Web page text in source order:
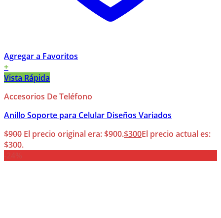
Agregar a Favoritos
+
Vista Rápida
Accesorios De Teléfono
Anillo Soporte para Celular Diseños Variados
$900 El precio original era: $900.$300El precio actual es:
$300.